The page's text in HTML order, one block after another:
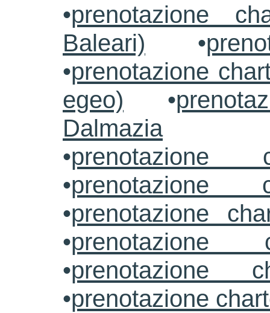
•prenotazione
Baleari) •
•prenotazione
egeo) •
Dalmazia
•prenotazione
•prenotazione
•prenotazione
•prenotazione
•prenotazione
•prenotazione